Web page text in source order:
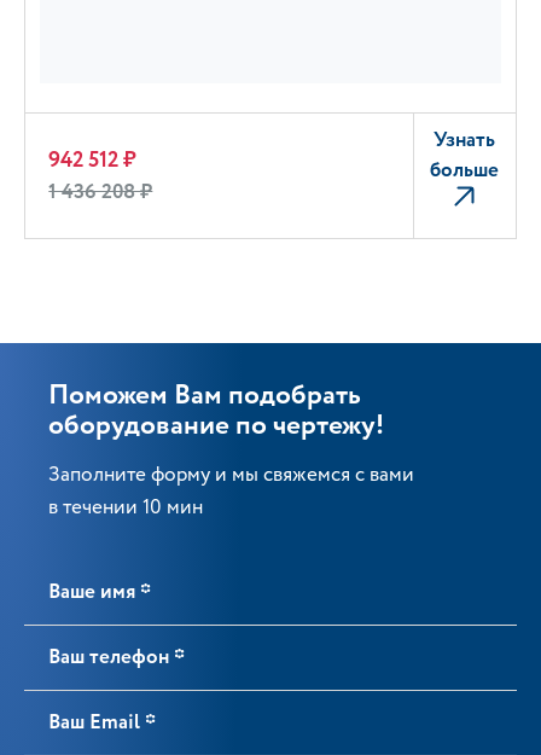
942 512 ₽
1 436 208 ₽
Узнать
больше
Поможем Вам подобрать
оборудование по чертежу!
Заполните форму и мы свяжемся с вами
в течении 10 мин